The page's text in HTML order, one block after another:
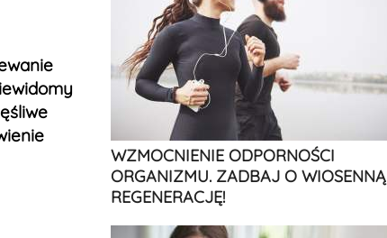
WZMOCNIENIE ODPORNOŚCI
ORGANIZMU. ZADBAJ O WIOSENNĄ
REGENERACJĘ!